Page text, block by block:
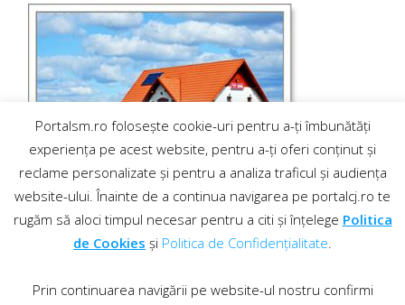
Portalsm.ro folosește cookie-uri pentru a-ți îmbunătăți
experiența pe acest website, pentru a-ți oferi conținut și
reclame personalizate și pentru a analiza traficul și audiența
website-ului. Înainte de a continua navigarea pe portalcj.ro te
rugăm să aloci timpul necesar pentru a citi și înțelege Politica
de Cookies și Politica de Confidențialitate.
Prin continuarea navigării pe website-ul nostru confirmi